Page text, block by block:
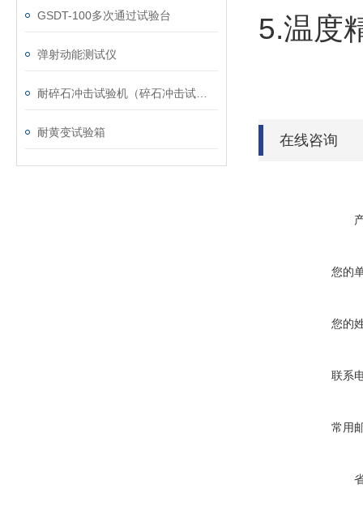
GSDT-100多次通过试验台
弹射动能测试仪
耐黄变试验箱
5.温度
在线咨询
您的
您的
联系
常用